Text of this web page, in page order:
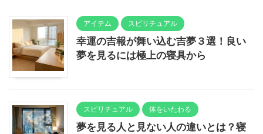
アイテム スピリチュアル
幸運の吉報が舞い込む吉夢３選！良い
夢を見るには極上の寝具から
スピリチュアル 体をいたわる
夢を見る人と見ない人の違いとは？寝